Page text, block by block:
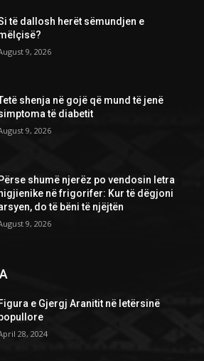
të dallosh herët sëmundjen e
9, 2026
shenja në gojë që mund të jenë
të diabetit
9, 2026
Përse shumë njerëz po vendosin letra
higjienike në frigorifer: Kur të dëgjoni
do të bëni të njëjtën
9, 2026
Figura e Gjergj Aranitit në letërsinë
28, 2024